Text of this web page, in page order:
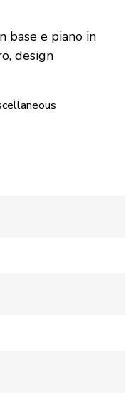
base e piano in
design